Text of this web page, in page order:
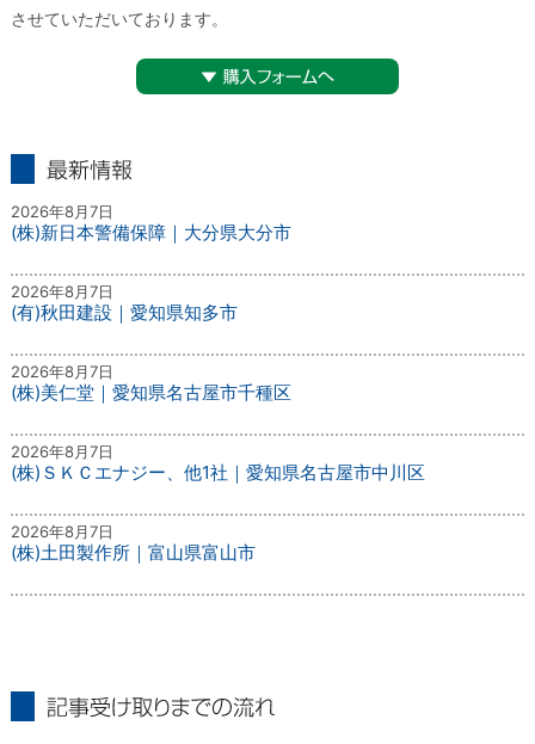
させていただいております。
2026年8月7日
(株)新日本警備保障｜大分県大分市
2026年8月7日
(有)秋田建設｜愛知県知多市
2026年8月7日
(株)美仁堂｜愛知県名古屋市千種区
2026年8月7日
(株)ＳＫＣエナジー、他1社｜愛知県名古屋市中川区
2026年8月7日
(株)土田製作所｜富山県富山市